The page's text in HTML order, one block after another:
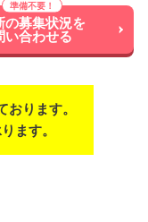
の募集状況を
い合わせる
ります。
ます。